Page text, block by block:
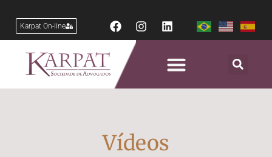
Karpat On-line
Vídeos